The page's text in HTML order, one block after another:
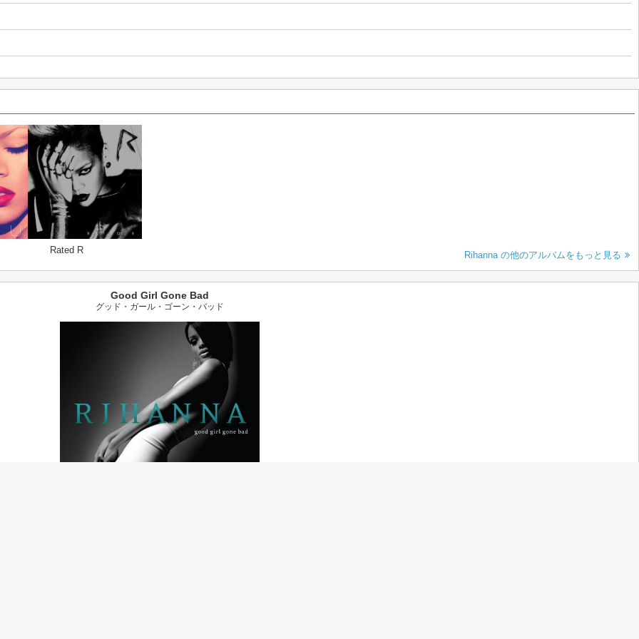
Rated R Rihanna の他のアルバムをもっと見る
Good Girl Gone Bad
グッド・ガール・ゴーン・バッド